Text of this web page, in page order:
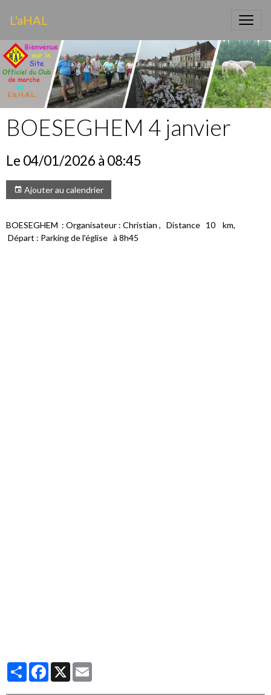
L'aHAL
BOESEGHEM 4 janvier
Le 04/01/2026 à 08:45
Ajouter au calendrier
BOESEGHEM : Organisateur : Christian , Distance 10 km,
Départ : Parking de l'église à 8h45
PartagerFacebook
X